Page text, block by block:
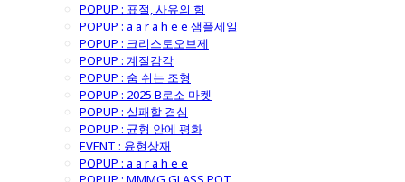
POPUP : 표절, 사유의 힘
POPUP : a a r a h e e 샘플세일
POPUP : 크리스토오브제
POPUP : 계절감각
POPUP : 숨 쉬는 조형
POPUP : 2025 B로소 마켓
POPUP : 실패할 결심
POPUP : 균형 안에 평화
EVENT : 윤현상재
POPUP : a a r a h e e